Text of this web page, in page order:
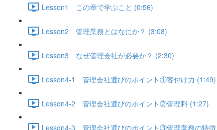
Lesson1 この章で学ぶこと (0:56)
Lesson2 管理業務とはなにか？ (3:08)
Lesson3 なぜ管理会社が必要か？ (2:30)
Lesson4-1 管理会社選びのポイント①客付け力 (1:49)
Lesson4-2 管理会社選びのポイント②管理料 (1:27)
Lesson4-3 管理会社選びのポイント③管理業務の特